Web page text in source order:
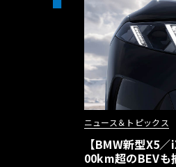
ニュース＆トピックス
【BMW新型X5
00km超のBEVも